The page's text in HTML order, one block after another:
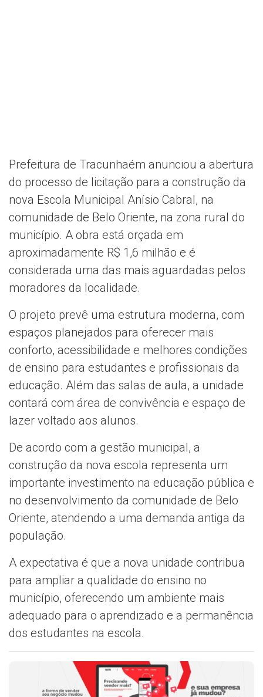
Prefeitura de Tracunhaém anunciou a abertura
do processo de licitação para a construção da
nova Escola Municipal Anísio Cabral, na
comunidade de Belo Oriente, na zona rural do
município. A obra está orçada em
aproximadamente R$ 1,6 milhão e é
considerada uma das mais aguardadas pelos
moradores da localidade.
O projeto prevê uma estrutura moderna, com
espaços planejados para oferecer mais
conforto, acessibilidade e melhores condições
de ensino para estudantes e profissionais da
educação. Além das salas de aula, a unidade
contará com área de convivência e espaço de
lazer voltado aos alunos.
De acordo com a gestão municipal, a
construção da nova escola representa um
importante investimento na educação pública e
no desenvolvimento da comunidade de Belo
Oriente, atendendo a uma demanda antiga da
população.
A expectativa é que a nova unidade contribua
para ampliar a qualidade do ensino no
município, oferecendo um ambiente mais
adequado para o aprendizado e a permanência
dos estudantes na escola.